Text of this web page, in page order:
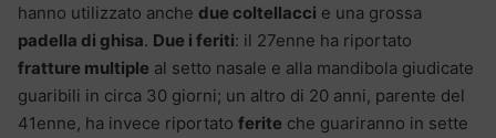
hanno utilizzato anche due coltellacci e una grossa
padella di ghisa. Due i feriti: il 27enne ha riportato
fratture multiple al setto nasale e alla mandibola giudicate
guaribili in circa 30 giorni; un altro di 20 anni, parente del
41enne, ha invece riportato ferite che guariranno in sette